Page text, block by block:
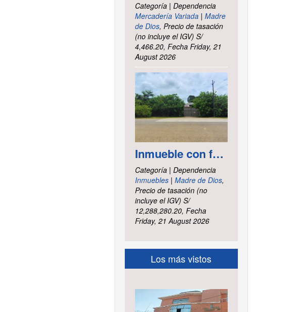
Categoría | Dependencia
Mercadería Variada| Madre
de Dios, Precio de tasación
(no incluye el IGV) S/
4,466.20, Fecha Friday, 21
August 2026
Inmueble con frontis hacia la vía al aeropuerto, es un terreno de forma irregular, cuenta con carretera asfaltada ubicado en la Av. Elmer Faucett km. 6.400, área ha. 2.625 distrito Tambopata, provincia Tambopata y departamento Madre de Dios
Categoría | Dependencia
Inmuebles| Madre de Dios,
Precio de tasación (no
incluye el IGV) S/
12,288,280.20, Fecha
Friday, 21 August 2026
Los más vistos